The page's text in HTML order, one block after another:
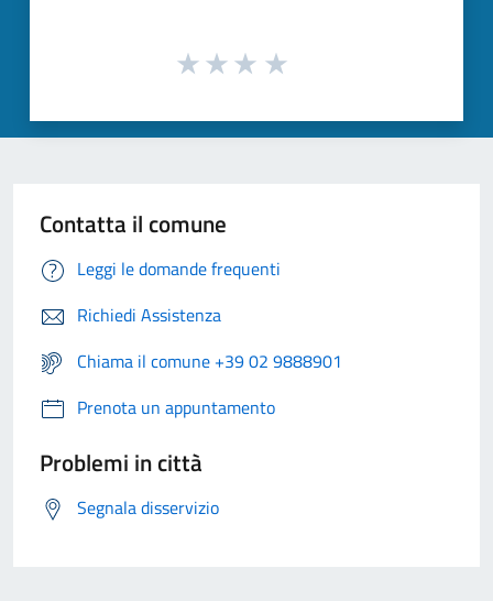
Contatta il comune
Leggi le domande frequenti
Richiedi Assistenza
Chiama il comune +39 02 9888901
Prenota un appuntamento
Problemi in città
Segnala disservizio